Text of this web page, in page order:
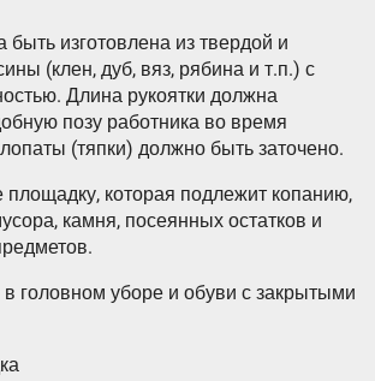
быть изготовлена из твердой и
(клен, дуб, вяз, рябина и т.п.) с
Длина рукоятки должна
позу работника во время
(тяпки) должно быть заточено.
площадку, которая подлежит копанию,
камня, посеянных остатков и
в головном уборе и обуви с закрытыми